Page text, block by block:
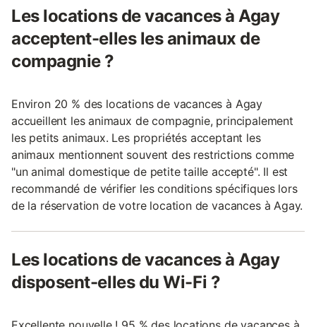
Les locations de vacances à Agay
acceptent-elles les animaux de
compagnie ?
Environ 20 % des locations de vacances à Agay
accueillent les animaux de compagnie, principalement
les petits animaux. Les propriétés acceptant les
animaux mentionnent souvent des restrictions comme
"un animal domestique de petite taille accepté". Il est
recommandé de vérifier les conditions spécifiques lors
de la réservation de votre location de vacances à Agay.
Les locations de vacances à Agay
disposent-elles du Wi-Fi ?